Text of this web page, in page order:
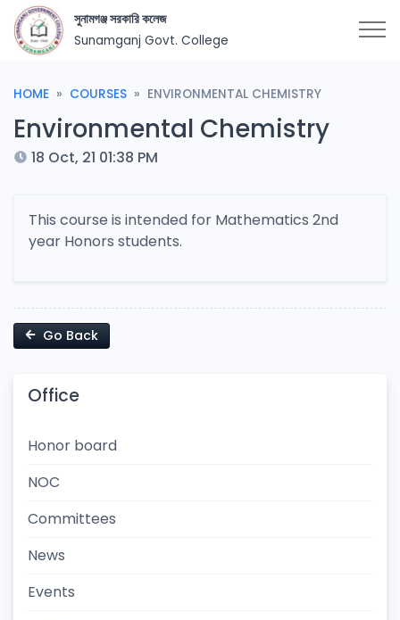
সুনামগঞ্জ সরকারি কলেজ
Sunamganj Govt. College
HOME COURSES ENVIRONMENTAL CHEMISTRY
Environmental Chemistry
18 Oct, 21 01:38 PM
This course is intended for Mathematics 2nd
year Honors students.
Go Back
Office
Honor board
NOC
Committees
News
Events